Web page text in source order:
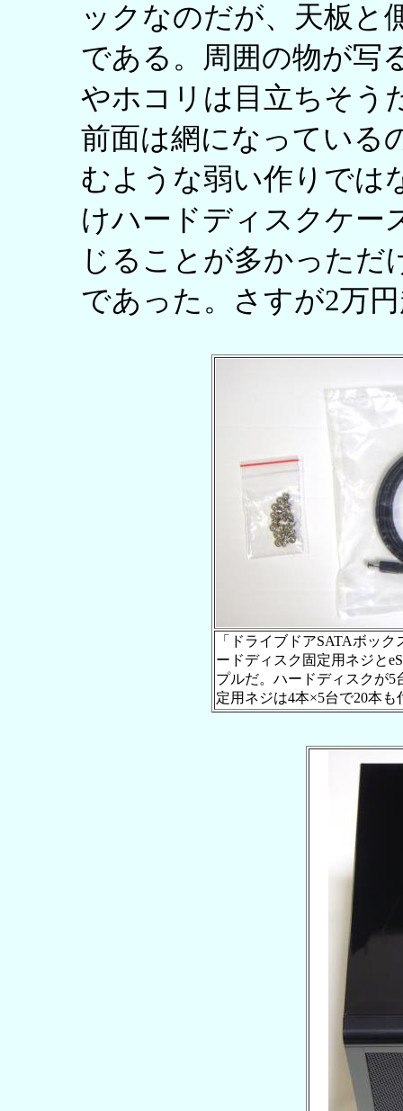
ックなのだが、天板と
である。周囲の物が写
やホコリは目立ちそう
前面は網になっている
むような弱い作りでは
けハードディスクケー
じることが多かっただ
であった。さすが2万
「ドライブドアSATAボッ
ードディスク固定用ネジと
プルだ。ハードディスクが
定用ネジは4本×5台で20本も